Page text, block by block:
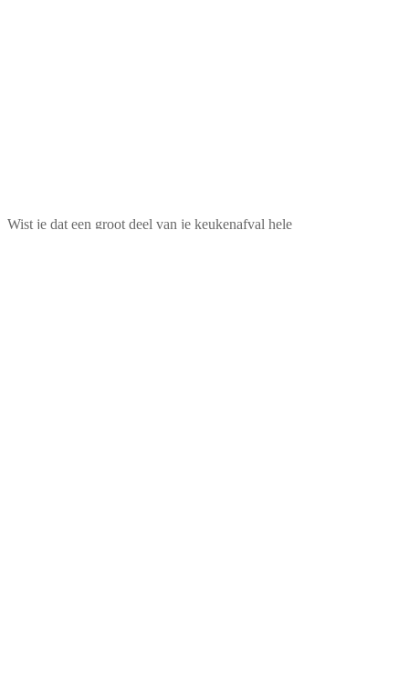
Wist je dat een groot deel van je keukenafval hele